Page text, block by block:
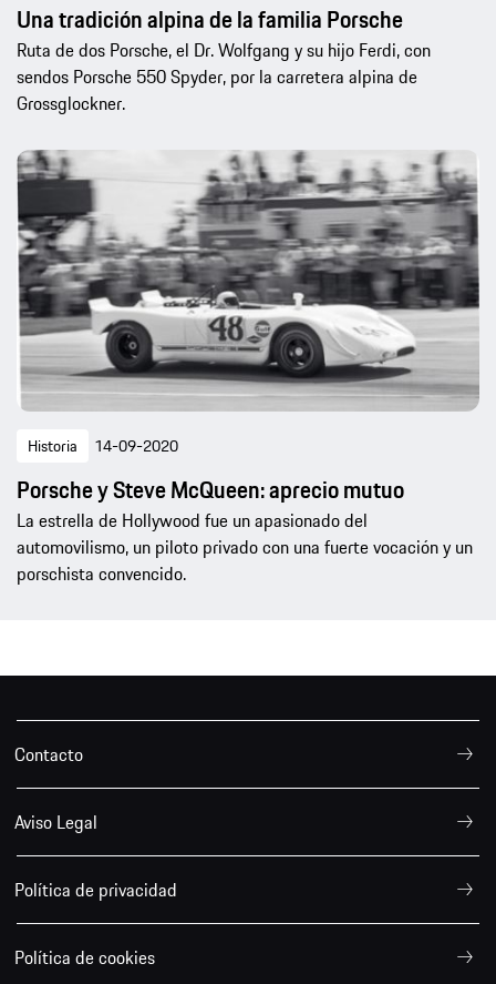
Una tradición alpina de la familia Porsche
Ruta de dos Porsche, el Dr. Wolfgang y su hijo Ferdi, con
sendos Porsche 550 Spyder, por la carretera alpina de
Grossglockner.
Historia 14-09-2020
Porsche y Steve McQueen: aprecio mutuo
La estrella de Hollywood fue un apasionado del
automovilismo, un piloto privado con una fuerte vocación y un
porschista convencido.
Contacto
Aviso Legal
Política de privacidad
Política de cookies